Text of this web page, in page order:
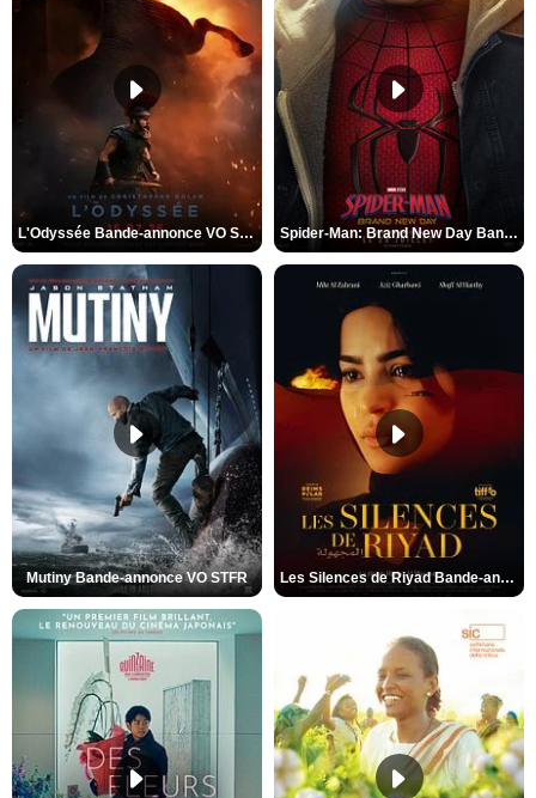
L'Odyssée Bande-annonce VO STFR Spider-Man: Brand New Day Bande-annonce VO STFR
Mutiny Bande-annonce VO STFR Les Silences de Riyad Bande-annonce VO STFR